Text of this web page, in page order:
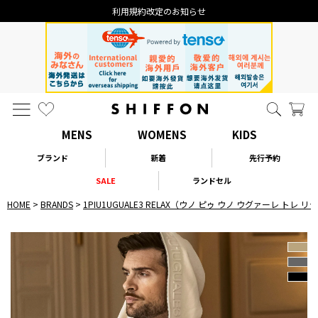
利用規約改定のお知らせ
MENS WOMENS KIDS
ブランド 新着
先行予約
SALE
ランドセル
HOME BRANDS 1PIU1UGUALE3 RELAX（ウノ ピゥ ウノ ウグァーレ トレ リ